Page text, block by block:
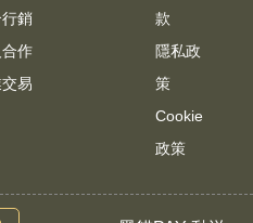
銷
作
易
款
隱私政
策
Cookie
政策